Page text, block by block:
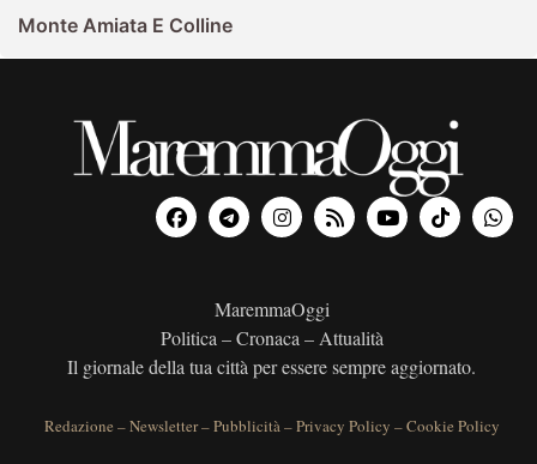
Monte Amiata E Colline
MaremmaOggi
Politica – Cronaca – Attualità
Il giornale della tua città per essere sempre aggiornato.
Redazione –Newsletter–Pubblicità–Privacy Policy –Cookie Policy